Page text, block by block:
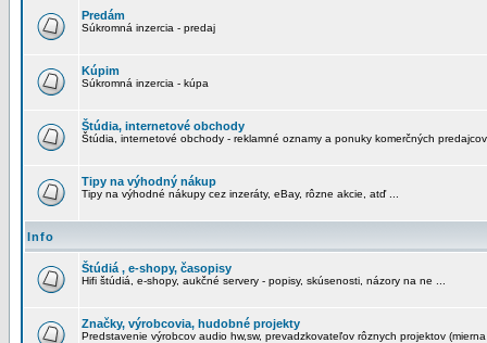
Predám
Súkromná inzercia - predaj
Kúpim
Súkromná inzercia - kúpa
Štúdia, internetové obchody
Štúdia, internetové obchody - reklamné oznamy a ponuky komerčných predajcov
Tipy na výhodný nákup
Tipy na výhodné nákupy cez inzeráty, eBay, rôzne akcie, atď ...
Info
Štúdiá , e-shopy, časopisy
Hifi štúdiá, e-shopy, aukčné servery - popisy, skúsenosti, názory na ne ...
Značky, výrobcovia, hudobné projekty
Predstavenie výrobcov audio hw,sw, prevadzkovateľov rôznych projektov